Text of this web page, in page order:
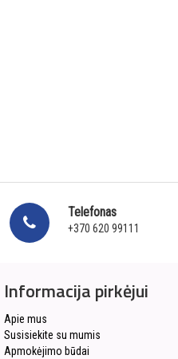
Telefonas
+370 620 99111
Informacija pirkėjui
Apie mus
Susisiekite su mumis
Apmokėjimo būdai